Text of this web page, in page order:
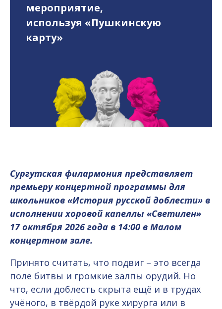
мероприятие,
используя «Пушкинскую
карту»
Сургутская филармония представляет
премьеру концертной программы для
школьников «История русской доблести» в
исполнении хоровой капеллы «Светилен»
17 октября 2026 года в 14:00 в Малом
концертном зале.
Принято считать, что подвиг – это всегда
поле битвы и громкие залпы орудий. Но
что, если доблесть скрыта ещё и в трудах
учёного, в твёрдой руке хирурга или в